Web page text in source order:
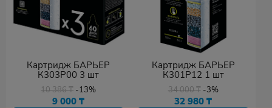
Картридж БАРЬЕР
К303Р00 3 шт
10 386₸ -13%
9 000₸
Картридж БАРЬЕР
К301Р12 1 шт
34 000₸ -3%
32 980₸